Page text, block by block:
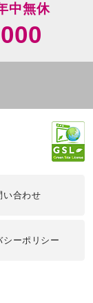
中無休
い合わせ
シーポリシー